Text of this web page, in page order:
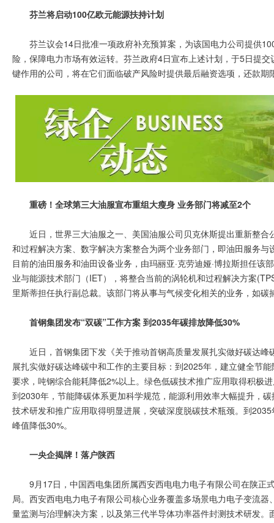
芬兰将启动100亿欧元能源扶持计划
芬兰议会14日批准一项政府补充预算案，为该国电力公司提供
险，保障电力市场有效运转。芬兰政府4日宣布上述计划，于5日提
键作用的公司，将在它们面临破产风险时提供最后融资选项，还款期
重磅！全球第三大油服宣布重组大瘦身 业务部门将减至2个
近日，世界三大油服之一、美国油服公司贝克休斯提出重新整
和过程解决方案、数字解决方案整合为两个业务部门，即油田服务
目前的油田服务和油田设备业务，由玛丽亚·克劳迪娅·博拉斯担任
业与能源技术部门（IET），将整合当前的涡轮机和过程解决方案
里斯蒂担任执行副总裁。该部门将从事与气候变化相关的业务，如碳
首钢集团发布“双碳”工作方案 到2035年碳排放降低30%
近日，首钢集团下发《关于推动首钢高质量发展扎实做好碳达
展扎实做好碳达峰碳中和工作的主要目标：到2025年，建立健全节
要求，吨钢综合能耗降低2%以上。绿色低碳技术推广应用取得积
到2030年，节能降碳体系更加科学规范，能源利用效率大幅提升，
技术研发和推广应用取得明显进展，突破深度脱碳技术瓶颈。到
峰值降低30%。
一央企揭牌！落户陕西
9月17日，中国西电集团所属西安西电电力电子有限公司在陕
局。西安西电电力电子有限公司核心业务覆盖多场景电力电子变流
量监测与治理解决方案，以及第三代半导体功率器件封测技术研发